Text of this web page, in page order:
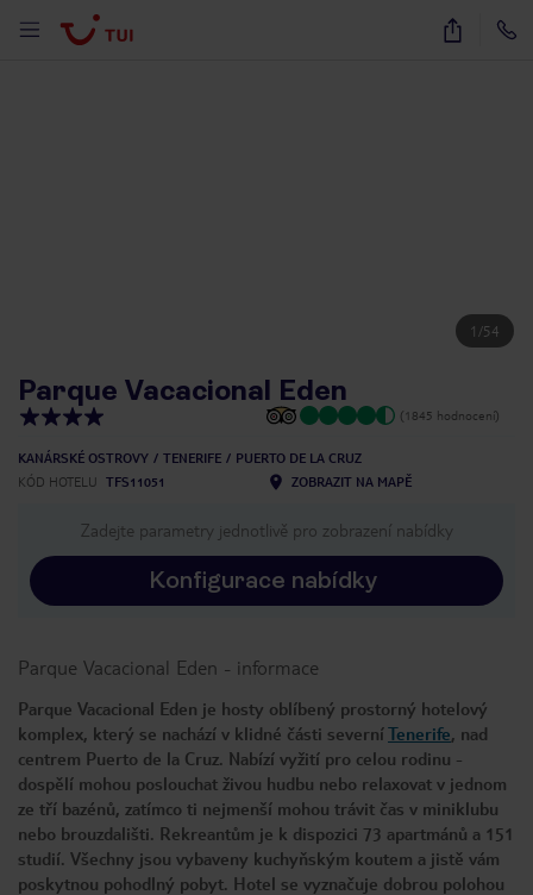
1 /54
Parque Vacacional Eden
(1845 hodnocení)
KANÁRSKÉ OSTROVY TENERIFE
PUERTO DE LA CRUZ
KÓD HOTELU
TFS11051 ZOBRAZIT NA MAPĚ
Zadejte parametry jednotlivě pro zobrazení nabídky
Konfigurace nabídky
Parque Vacacional Eden - informace
Parque Vacacional Eden je hosty oblíbený prostorný hotelový
komplex, který se nachází v klidné části severníTenerife, nad
centrem Puerto de la Cruz. Nabízí vyžití pro celou rodinu -
dospělí mohou poslouchat živou hudbu nebo relaxovat v jednom
ze tří bazénů, zatímco ti nejmenší mohou trávit čas v miniklubu
nebo brouzdališti. Rekreantům je k dispozici 73 apartmánů a 151
studií. Všechny jsou vybaveny kuchyňským koutem a jistě vám
poskytnou pohodlný pobyt. Hotel se vyznačuje dobrou polohou